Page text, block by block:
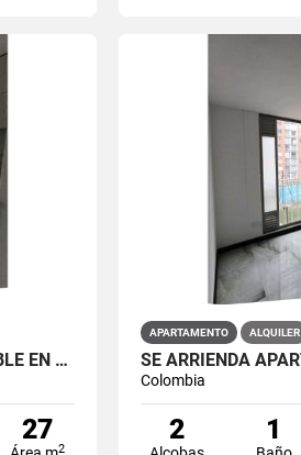
SE VENDE APARTAESTUDIO RENTABLE EN PRIMAVERA 6-39 ET 2
27
2
APARTAMENTO ALQUILER
Colombia
2 1